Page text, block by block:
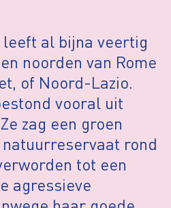
al bijna veertig
noorden van Rome
of Noord-Lazio.
vooral uit
zag een groen
rond
tot een
agressieve